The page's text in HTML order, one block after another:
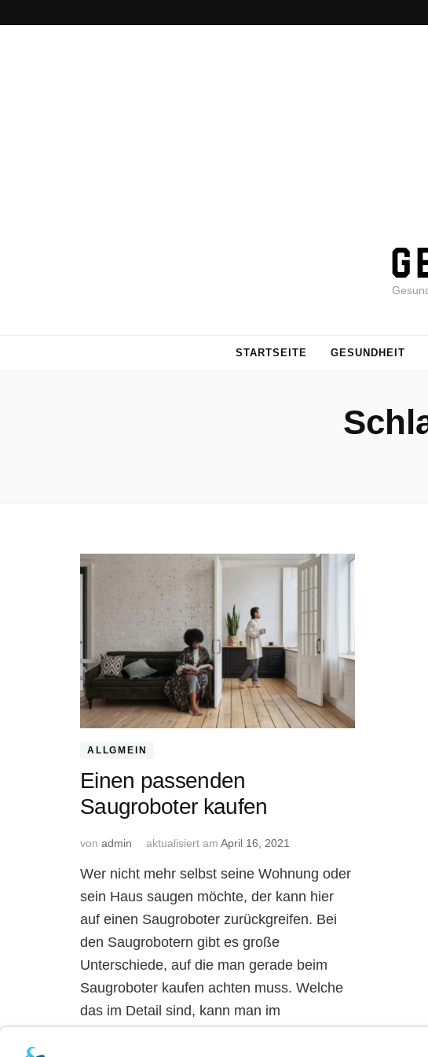
STARTSEITE GESUNDHEIT
ALLGMEIN
Einen passenden
Saugroboter kaufen
von admin aktualisiert am April 16, 2021
Wer nicht mehr selbst seine Wohnung oder
sein Haus saugen möchte, der kann hier
auf einen Saugroboter zurückgreifen. Bei
den Saugrobotern gibt es große
Unterschiede, auf die man gerade beim
Saugroboter kaufen achten muss. Welche
das im Detail sind, kann man im